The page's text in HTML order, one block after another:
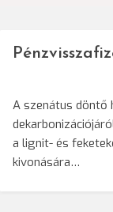
A szenátus döntő
a lignit- és
kivonására…